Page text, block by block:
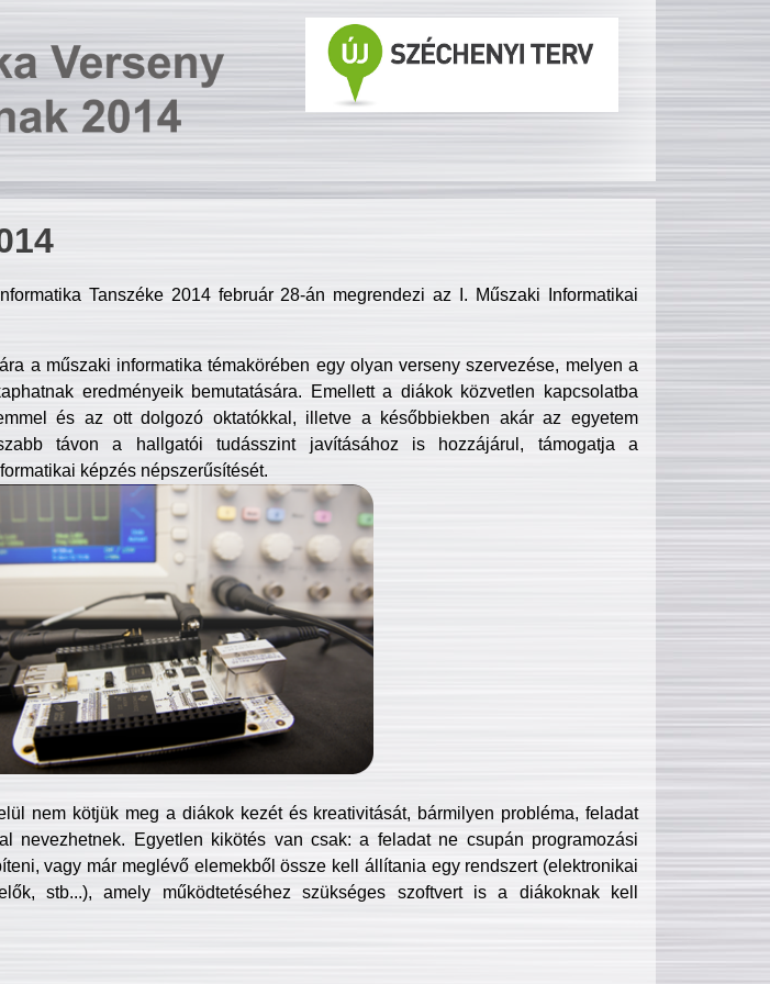
Tanszéke 2014 február 28-án megrendezi az I. Műszaki Informatikai
a műszaki informatika témakörében egy olyan verseny szervezése, melyen a
eredményeik bemutatására. Emellett a diákok közvetlen kapcsolatba
és az ott dolgozó oktatókkal, illetve a későbbiekben akár az egyetem
távon a hallgatói tudásszint javításához is hozzájárul, támogatja a
képzés népszerűsítését.
nem kötjük meg a diákok kezét és kreativitását, bármilyen probléma, feladat
nevezhetnek. Egyetlen kikötés van csak: a feladat ne csupán programozási
vagy már meglévő elemekből össze kell állítania egy rendszert (elektronikai
stb...), amely működtetéséhez szükséges szoftvert is a diákoknak kell